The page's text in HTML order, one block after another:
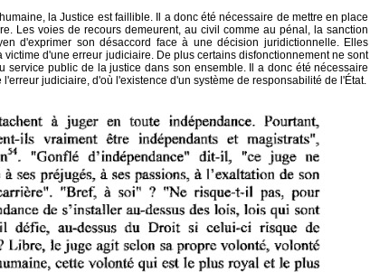
la Justice est faillible. Il a donc été nécessaire de mettre en place
Les voies de recours demeurent, au civil comme au pénal, la sanction
d'exprimer son désaccord face à une décision juridictionnelle. Elles
d'une erreur judiciaire. De plus certains disfonctionnement ne sont
service public de la justice dans son ensemble. Il a donc été nécessaire
judiciaire, d'où l'existence d'un système de responsabilité de l'État.